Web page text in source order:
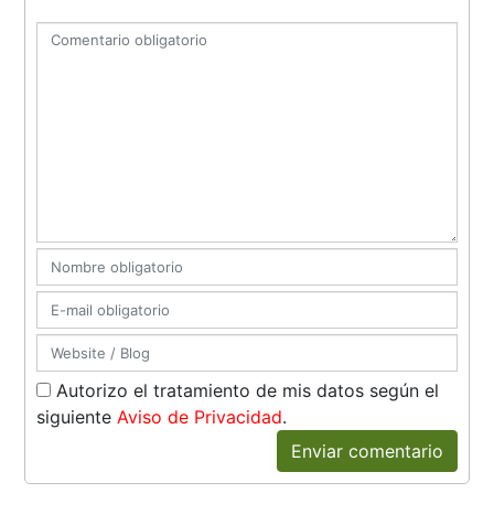
Autorizo el tratamiento de mis datos según el
siguiente Aviso de Privacidad.
Enviar comentario